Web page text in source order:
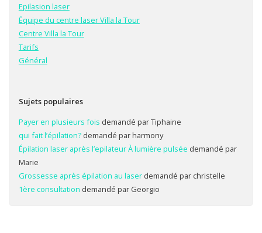
Epilasion laser
Équipe du centre laser Villa la Tour
Centre Villa la Tour
Tarifs
Général
Sujets populaires
Payer en plusieurs fois demandé par Tiphaine
qui fait l’épilation?demandé par harmony
Épilation laser après l’epilateur À lumière pulsée demandé par
Marie
Grossesse après épilation au laserdemandé par christelle
1ère consultation demandé par Georgio